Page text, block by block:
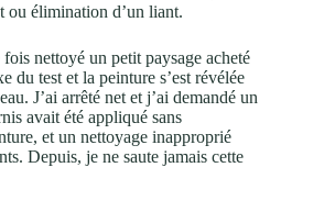
ou élimination d’un liant.
nettoyé un petit paysage acheté
du test et la peinture s’est révélée
J’ai arrêté net et j’ai demandé un
avait été appliqué sans
et un nettoyage inapproprié
Depuis, je ne saute jamais cette